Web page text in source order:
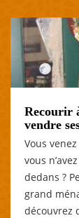
Recourir
vendre
Vous
vous
dedans ?
grand
découvrez